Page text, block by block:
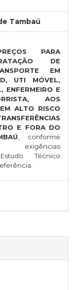
Tambaú
PARA
DE
EM
UTI MÓVEL,
ENFERMEIRO E
AOS
ALTO RISCO
E FORA DO
, conforme
exigências
Técnico